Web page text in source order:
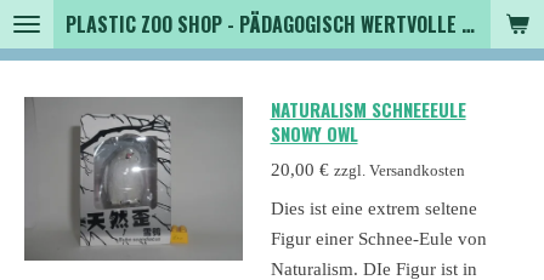
Zum
Hauptinhalt
PLASTIC ZOO SHOP - PÄDAGOGISCH WERTVOLLE SPIELZEUGTIERE , SAMMLER - TIERFIGUREN UND MEHR VON VINTAGE BIS MODERN
NATURALISM SCHNEEEULE
SNOWY OWL
20,00 € zzgl. Versandkosten
Dies ist eine extrem seltene
Figur einer Schnee-Eule von
Naturalism. DIe Figur ist in